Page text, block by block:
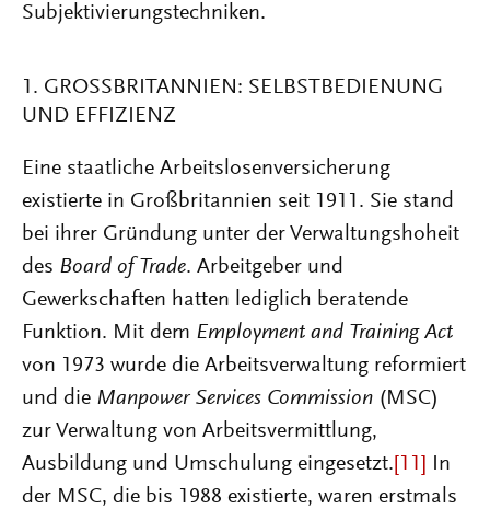
Subjektivierungstechniken.
1. GROSSBRITANNIEN: SELBSTBEDIENUNG U
ND EFFIZIENZ
Eine staatliche Arbeitslosenversicherung
existierte in Großbritannien seit 1911. Sie stand
bei ihrer Gründung unter der Verwaltungshoheit
des Board of Trade. Arbeitgeber und
Gewerkschaften hatten lediglich beratende
Funktion. Mit dem Employment and Training Act
von 1973 wurde die Arbeitsverwaltung reformiert
und die Manpower Services Commission (MSC)
zur Verwaltung von Arbeitsvermittlung,
Ausbildung und Umschulung eingesetzt. [11]
In
der MSC, die bis 1988 existierte, waren erstmals